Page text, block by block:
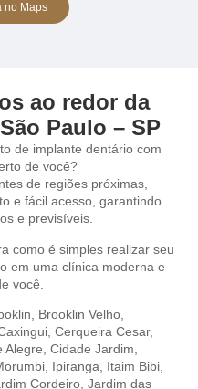
no Maps
ao redor da
Paulo – SP
de implante dentário com
de você?
de regiões próximas,
e fácil acesso, garantindo
e previsíveis.
como é simples realizar seu
em uma clínica moderna e
você.
Brooklin Velho,
Cerqueira Cesar,
Cidade Jardim,
Ipiranga, Itaim Bibi,
Cordeiro, Jardim das